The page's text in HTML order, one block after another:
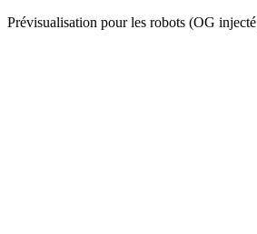
Prévisualisation pour les robots (OG